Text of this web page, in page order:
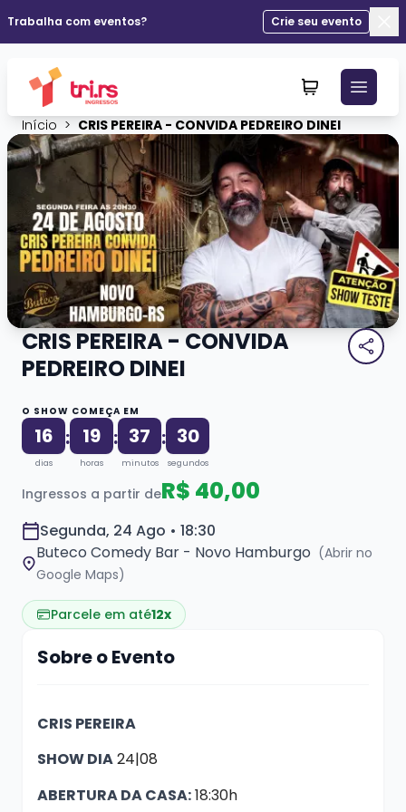
Trabalha com eventos?
Crie seu evento
Início > CRIS PEREIRA - CONVIDA PEDREIRO DINEI
CRIS PEREIRA - CONVIDA
PEDREIRO DINEI
O SHOW COMEÇA EM
16
dias
: 19
horas
: 37
minutos
: 30
segundos
Ingressos a partir deR$ 40,00
Segunda, 24 Ago • 18:30
Buteco Comedy Bar - Novo Hamburgo (Abrir no
Google Maps)
Parcele em até12x
Sobre o Evento
CRIS PEREIRA
SHOW DIA24|08
ABERTURA DA CASA:18:30h